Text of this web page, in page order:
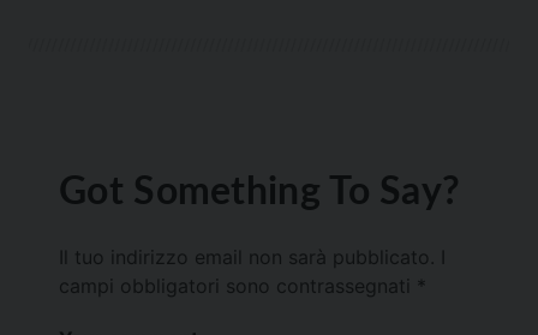
Got Something To Say?
Il tuo indirizzo email non sarà pubblicato.
campi obbligatori sono contrassegnati *